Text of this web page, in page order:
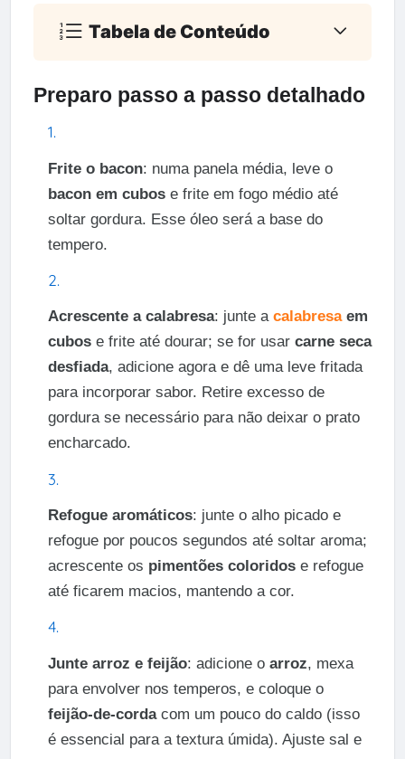
Tabela de Conteúdo
Preparo passo a passo detalhado
Frite o bacon: numa panela média, leve o
bacon em cubose frite em fogo médio até
soltar gordura. Esse óleo será a base do
tempero.
Acrescente a calabresa: junte a calabresaem
cubose frite até dourar; se for usar carne seca
desfiada, adicione agora e dê uma leve fritada
para incorporar sabor. Retire excesso de
gordura se necessário para não deixar o prato
encharcado.
Refogue aromáticos: junte o alho picado e
refogue por poucos segundos até soltar aroma;
acrescente os pimentões coloridose refogue
até ficarem macios, mantendo a cor.
Junte arroz e feijão: adicione o arroz, mexa
para envolver nos temperos, e coloque o
feijão-de-cordacom um pouco do caldo (isso
é essencial para a textura úmida). Ajuste sal e